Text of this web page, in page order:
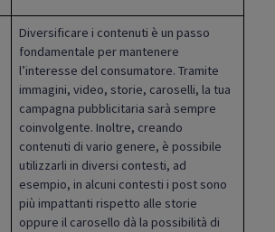
Diversificare i contenuti è un passo
fondamentale per mantenere
l’interesse del consumatore. Tramite
immagini, video, storie, caroselli, la tua
campagna pubblicitaria sarà sempre
coinvolgente. Inoltre, creando
contenuti di vario genere, è possibile
utilizzarli in diversi contesti, ad
esempio, in alcuni contesti i post sono
più impattanti rispetto alle storie
oppure il carosello dà la possibilità di